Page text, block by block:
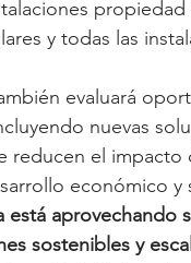
y todas las
evaluará
nuevas
reducen el
económico y
está aprovechando
sostenibles y